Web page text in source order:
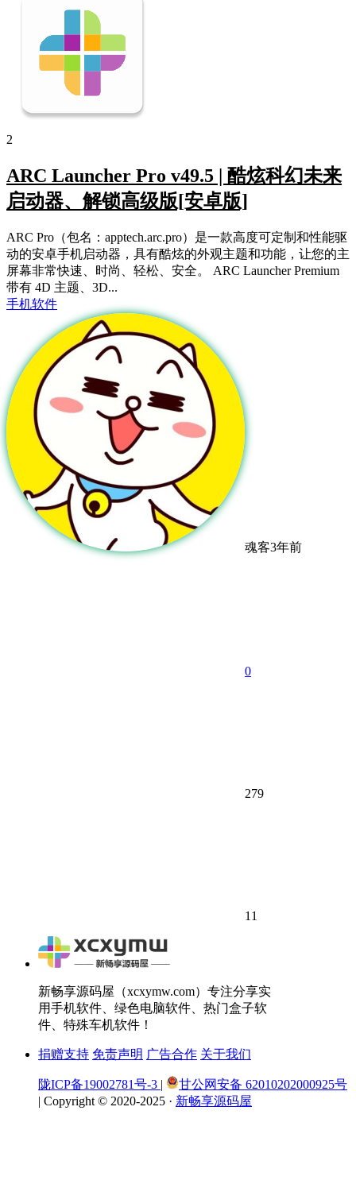
2
ARC Launcher Pro v49.5 | 酷炫科幻未来
启动器、解锁高级版[安卓版]
ARC Pro（包名：apptech.arc.pro）是一款高度可定制和性能驱
动的安卓手机启动器，具有酷炫的外观主题和功能，让您的主
屏幕非常快速、时尚、轻松、安全。 ARC Launcher Premium
带有 4D 主题、3D...
手机软件
魂客3年前
0
279
11
新畅享源码屋（xcxymw.com）专注分享实
用手机软件、绿色电脑软件、热门盒子软
件、特殊车机软件！
捐赠支持 免责声明 广告合作 关于我们
陇ICP备19002781号-3 |
甘公网安备 62010202000925号
| Copyright © 2020-2025 · 新畅享源码屋